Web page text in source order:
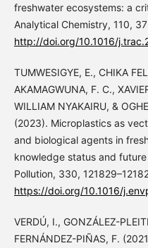
freshwater ecosystems: a
Analytical Chemistry, 110,
http://doi.org/10.1016/
TUMWESIGYE, E., CHIKA
AKAMAGWUNA, F. C.,
WILLIAM NYAKAIRU, &
(2023). Microplastics as
and biological agents in
knowledge status and
Pollution, 330,
https://doi.org/10.1016/
VERDÚ, I., GONZÁLEZ-
FERNÁNDEZ-PIÑAS, F.